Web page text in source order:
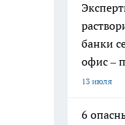
банки
офис –
13 июля
6